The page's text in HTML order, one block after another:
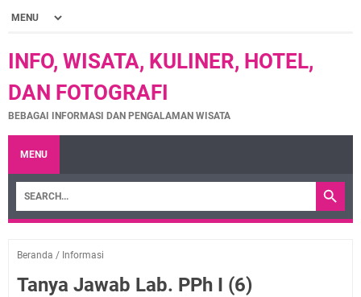
INFO, WISATA, KULINER, HOTEL,
DAN FOTOGRAFI
BEBAGAI INFORMASI DAN PENGALAMAN WISATA
MENU
Beranda / Informasi
Tanya Jawab Lab. PPh I (6)